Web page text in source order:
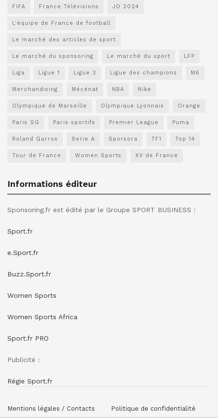
FIFA France Télévisions JO 2024
L'équipe de France de football
Le marché des articles de sport
Le marché du sponsoring Le marché du sport LFP
Liga Ligue 1 Ligue 2 Ligue des champions M6
Merchandising Mécénat NBA Nike
Olympique de Marseille Olympique Lyonnais Orange
Paris SG Paris sportifs Premier League Puma
Roland Garros Serie A Sporsora TF1 Top 14
Tour de France Women Sports XV de France
Informations éditeur
Sponsoring.fr est édité par le Groupe SPORT BUSINESS :
Sport.fr
e.Sport.fr
Buzz.Sport.fr
Women Sports
Women Sports Africa
Sport.fr PRO
Publicité :
Régie Sport.fr
Mentions légales / Contacts Politique de confidentialité